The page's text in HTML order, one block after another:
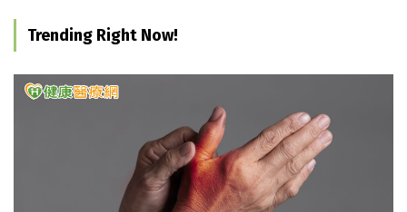
Trending Right Now!